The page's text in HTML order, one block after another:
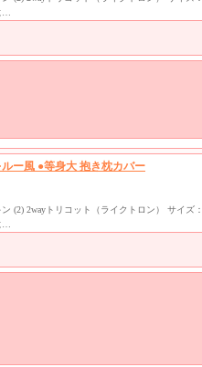
ー風 ●等身大 抱き枕カバー
(2) 2wayトリコット（ライクトロン） サイズ：